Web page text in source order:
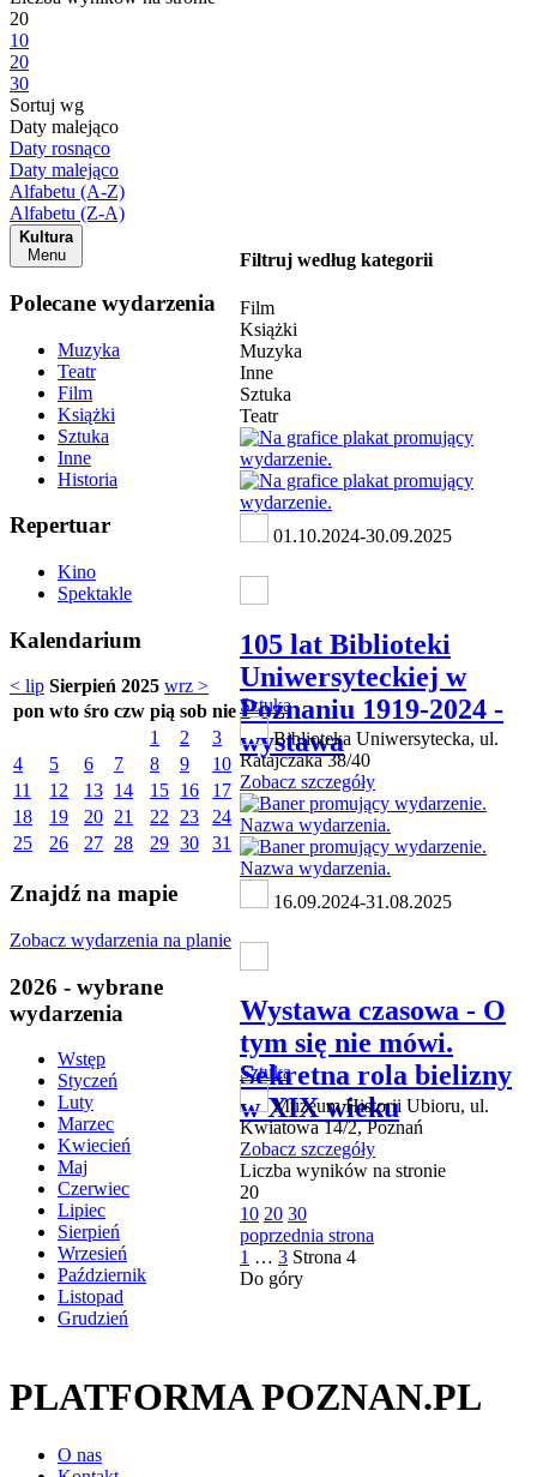
20
10
20
30
Sortuj wg
Daty malejąco
Daty rosnąco
Daty malejąco
Alfabetu (A-Z)
Alfabetu (Z-A)
Kultura
Menu
Polecane wydarzenia
Muzyka
Teatr
Film
Książki
Sztuka
Inne
Historia
Repertuar
Kino
Spektakle
Kalendarium
< lip Sierpień 2025 wrz >
pon wto śro czw pią sob nie
1
2
3
4
5 6 7 8 9
10
11
12 13 14 15 16
17
18
19 20 21 22 23
24
25
26 27 28 29 30 31
Znajdź na mapie
Zobacz wydarzenia na planie
2026 - wybrane
wydarzenia
Wstęp
Styczeń
Luty
Marzec
Kwiecień
Maj
Czerwiec
Lipiec
Sierpień
Wrzesień
Październik
Listopad
Grudzień
Filtruj według kategorii
Film
Książki
Muzyka
Inne
Sztuka
Teatr
01.10.2024-30.09.2025
105 lat Biblioteki
Uniwersyteckiej w
Poznaniu 1919-2024 -
wystawa
Sztuka
Biblioteka Uniwersytecka, ul.
Ratajczaka 38/40
Zobacz szczegóły
16.09.2024-31.08.2025
Wystawa czasowa - O
tym się nie mówi.
Sekretna rola bielizny
w XIX wieku
Sztuka
Muzeum Historii Ubioru, ul.
Kwiatowa 14/2, Poznań
Zobacz szczegóły
Liczba wyników na stronie
20
10 20 30
poprzednia strona
1 … 3 Strona 4
Do góry
PLATFORMA POZNAN.PL
O nas